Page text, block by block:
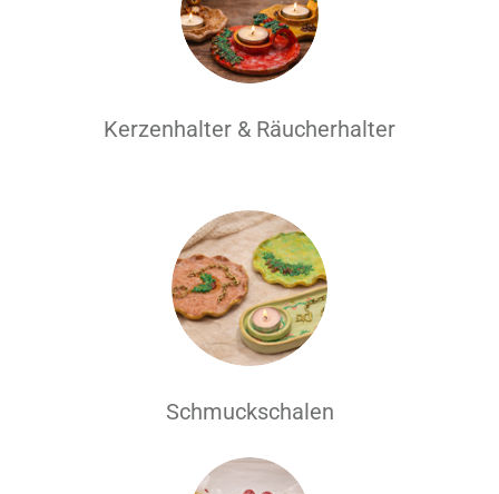
Kerzenhalter & Räucherhalter
Schmuckschalen